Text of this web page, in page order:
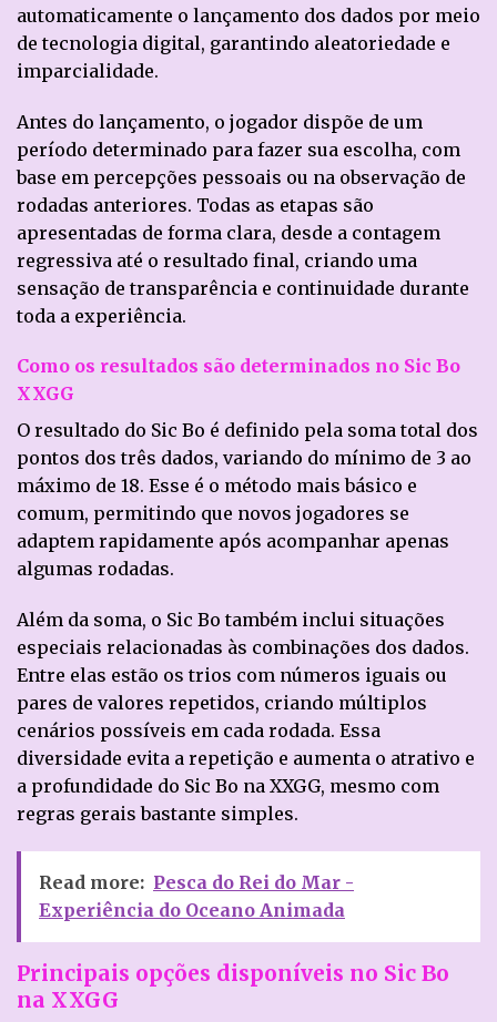
automaticamente o lançamento dos dados por meio
de tecnologia digital, garantindo aleatoriedade e
imparcialidade.
Antes do lançamento, o jogador dispõe de um
período determinado para fazer sua escolha, com
base em percepções pessoais ou na observação de
rodadas anteriores. Todas as etapas são
apresentadas de forma clara, desde a contagem
regressiva até o resultado final, criando uma
sensação de transparência e continuidade durante
toda a experiência.
Como os resultados são determinados no Sic Bo
XXGG
O resultado do Sic Bo é definido pela soma total dos
pontos dos três dados, variando do mínimo de 3 ao
máximo de 18. Esse é o método mais básico e
comum, permitindo que novos jogadores se
adaptem rapidamente após acompanhar apenas
algumas rodadas.
Além da soma, o Sic Bo também inclui situações
especiais relacionadas às combinações dos dados.
Entre elas estão os trios com números iguais ou
pares de valores repetidos, criando múltiplos
cenários possíveis em cada rodada. Essa
diversidade evita a repetição e aumenta o atrativo e
a profundidade do Sic Bo na XXGG, mesmo com
regras gerais bastante simples.
Read more: Pesca do Rei do Mar -
Experiência do Oceano Animada
Principais opções disponíveis no Sic Bo
na XXGG